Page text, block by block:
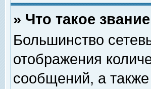
» Что такое
Большинство
отображения
сообщений, а